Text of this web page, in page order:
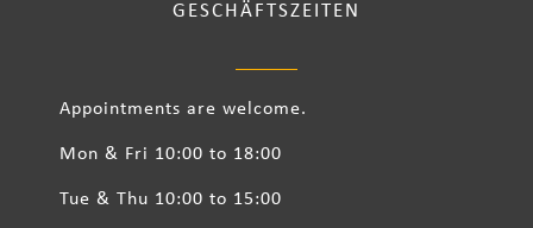
GESCHÄFTSZEITEN
Appointments are welcome.
Mon & Fri 10:00 to 18:00
Tue & Thu 10:00 to 15:00